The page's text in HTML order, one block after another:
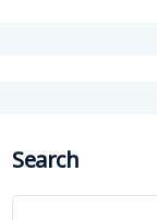
Search